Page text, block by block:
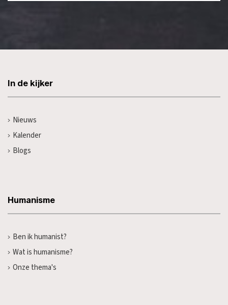
In de kijker
Nieuws
Kalender
Blogs
Humanisme
Ben ik humanist?
Wat is humanisme?
Onze thema's